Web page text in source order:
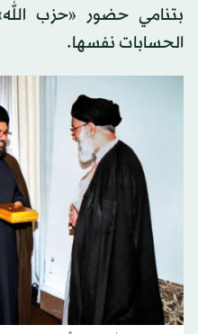
بتنامي حضور «حزب
الحسابات نفسها.